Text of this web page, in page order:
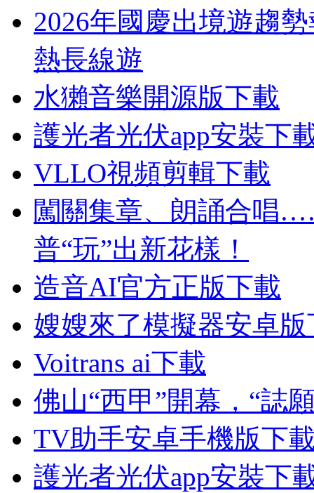
2026年國慶出境遊趨
熱長線遊
水獺音樂開源版下載
護光者光伏app安裝下
VLLO視頻剪輯下載
闖關集章、朗誦合唱
普“玩”出新花樣！
造音AI官方正版下載
嫂嫂來了模擬器安卓
Voitrans ai下載
佛山“西甲”開幕，“誌
TV助手安卓手機版下
護光者光伏app安裝下